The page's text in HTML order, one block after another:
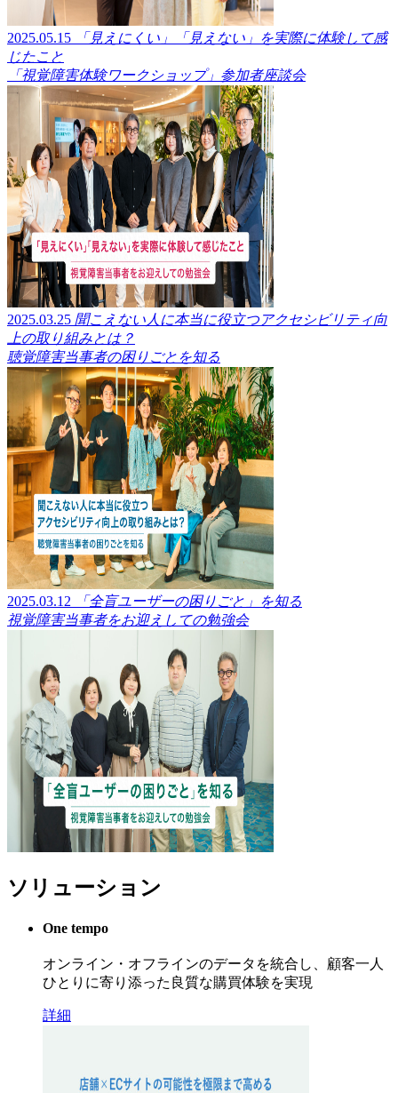
2025.05.15
「見えにくい」「見えない」を実際に体験して感
じたこと
「視覚障害体験ワークショップ」参加者座談会
2025.03.25 聞こえない人に本当に役立つアクセシビリティ向
上の取り組みとは？
聴覚障害当事者の困りごとを知る
2025.03.12
「全盲ユーザーの困りごと」を知る
視覚障害当事者をお迎えしての勉強会
ソリューション
One tempo
オンライン・オフラインのデータを統合し、顧客一人
ひとりに寄り添った良質な購買体験を実現
詳細